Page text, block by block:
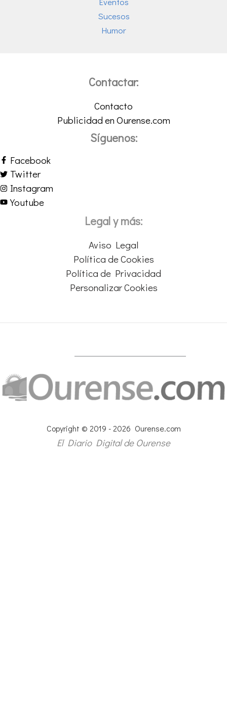
Sucesos
Humor
Contactar:
Contacto
Publicidad en Ourense.com
Síguenos:
Facebook
Twitter
Instagram
Youtube
Legal y más:
Aviso Legal
Política de Cookies
Política de Privacidad
Personalizar Cookies
Copyright © 2019 - 2026 Ourense.com
El Diario Digital de Ourense